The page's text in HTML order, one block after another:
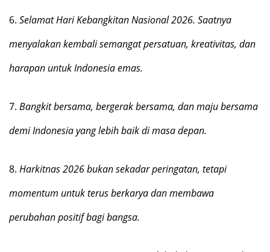
6. Selamat Hari Kebangkitan Nasional 2026. Saatnya
menyalakan kembali semangat persatuan, kreativitas, dan
harapan untuk Indonesia emas.
7. Bangkit bersama, bergerak bersama, dan maju bersama
demi Indonesia yang lebih baik di masa depan.
8. Harkitnas 2026 bukan sekadar peringatan, tetapi
momentum untuk terus berkarya dan membawa
perubahan positif bagi bangsa.